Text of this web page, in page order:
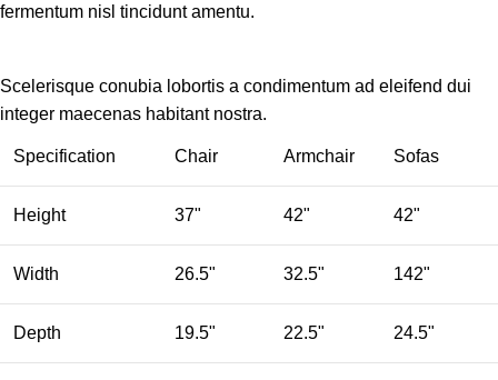
fermentum nisl tinciduntamentu.
Scelerisque conubia lobortis a condimentum ad eleifend dui
integer maecenas habitant nostra.
Specification Chair Armchair Sofas
Height 37" 42" 42"
Width 26.5" 32.5" 142"
Depth 19.5" 22.5" 24.5"